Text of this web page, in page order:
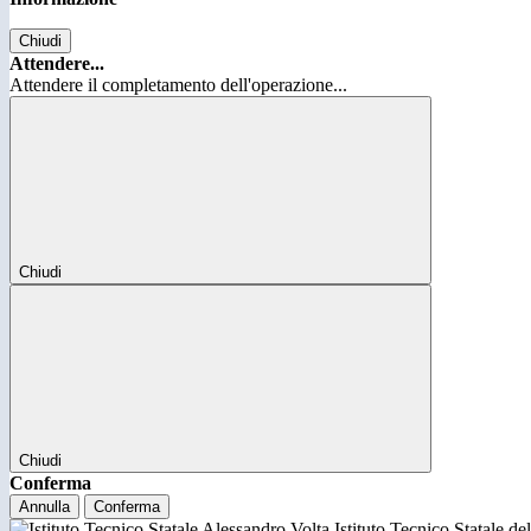
Chiudi
Attendere...
Attendere il completamento dell'operazione...
Chiudi
Chiudi
Conferma
Annulla Conferma